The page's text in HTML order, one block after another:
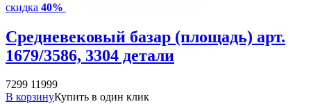
скидка 40%
Средневековый базар (площадь) арт.
1679/3586, 3304 детали
7299 11999
В корзинуКупить в один клик